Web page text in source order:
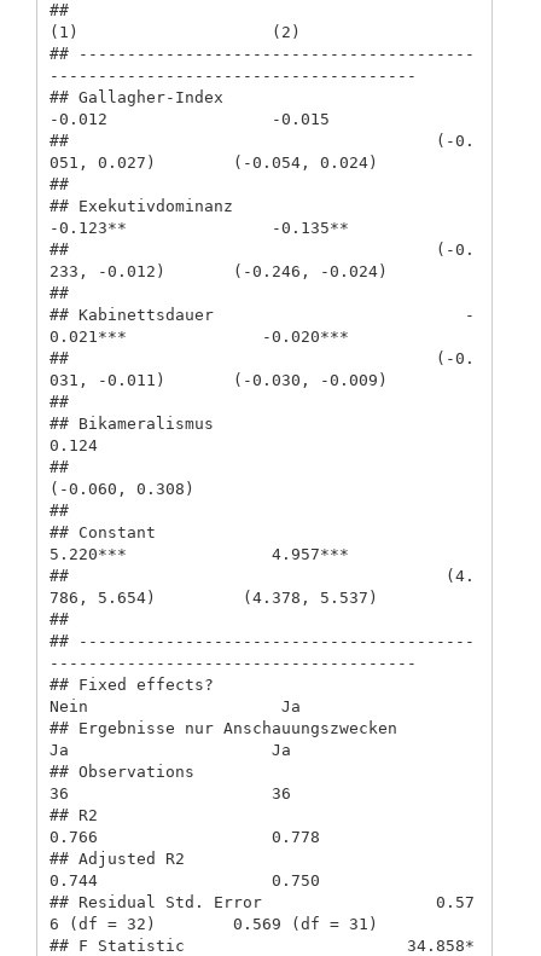
##
(1)                    (2)
## -----------------------------------------
--------------------------------------
## Gallagher-Index
-0.012                 -0.015
##                                      (-0.
051, 0.027)        (-0.054, 0.024)
##
## Exekutivdominanz
-0.123**               -0.135**
##                                      (-0.
233, -0.012)       (-0.246, -0.024)
##
## Kabinettsdauer                          -
0.021***              -0.020***
##                                      (-0.
031, -0.011)       (-0.030, -0.009)
##
## Bikameralismus
0.124
##
(-0.060, 0.308)
##
## Constant
5.220***               4.957***
##                                       (4.
786, 5.654)         (4.378, 5.537)
##
## -----------------------------------------
--------------------------------------
## Fixed effects?
Nein                    Ja
## Ergebnisse nur Anschauungszwecken
Ja                     Ja
## Observations
36                     36
## R2
0.766                  0.778
## Adjusted R2
0.744                  0.750
## Residual Std. Error                  0.57
6 (df = 32)        0.569 (df = 31)
## F Statistic                       34.858*